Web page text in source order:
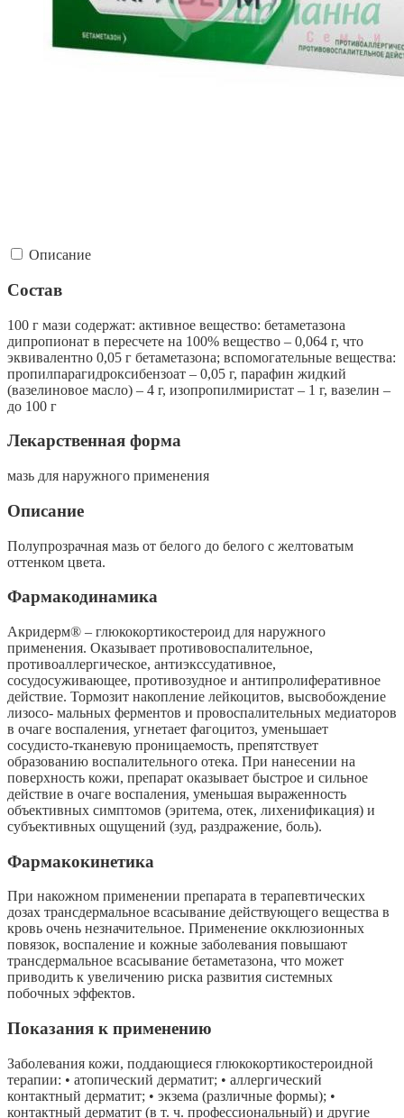
Описание
Состав
100 г мази содержат: активное вещество: бетаметазона
дипропионат в пересчете на 100% вещество – 0,064 г, что
эквивалентно 0,05 г бетаметазона; вспомогательные вещества:
пропилпарагидроксибензоат – 0,05 г, парафин жидкий
(вазелиновое масло) – 4 г, изопропилмиристат – 1 г, вазелин –
до 100 г
Лекарственная форма
мазь для наружного применения
Описание
Полупрозрачная мазь от белого до белого с желтоватым
оттенком цвета.
Фармакодинамика
Акридерм® – глюкокортикостероид для наружного
применения. Оказывает противовоспалительное,
противоаллергическое, антиэкссудативное,
сосудосуживающее, противозудное и антипролиферативное
действие. Тормозит накопление лейкоцитов, высвобождение
лизосо- мальных ферментов и провоспалительных медиаторов
в очаге воспаления, угнетает фагоцитоз, уменьшает
сосудисто-тканевую проницаемость, препятствует
образованию воспалительного отека. При нанесении на
поверхность кожи, препарат оказывает быстрое и сильное
действие в очаге воспаления, уменьшая выраженность
объективных симптомов (эритема, отек, лихенификация) и
субъективных ощущений (зуд, раздражение, боль).
Фармакокинетика
При накожном применении препарата в терапевтических
дозах трансдермальное всасывание действующего вещества в
кровь очень незначительное. Применение окклюзионных
повязок, воспаление и кожные заболевания повышают
трансдермальное всасывание бетаметазона, что может
приводить к увеличению риска развития системных
побочных эффектов.
Показания к применению
Заболевания кожи, поддающиеся глюкокортикостероидной
терапии: • атопический дерматит; • аллергический
контактный дерматит; • экзема (различные формы); •
контактный дерматит (в т. ч. профессиональный) и другие